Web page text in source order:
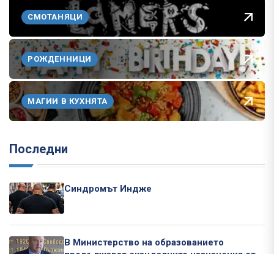
СМОТАНЯЦИ
РОЖДЕННИЦИ
МАГИИ В КУХНЯТА
Последни
Синдромът Индже
В Министерство на образованието